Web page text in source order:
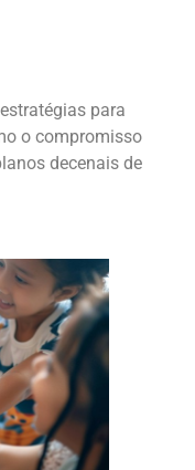
para
o compromisso
decenais de